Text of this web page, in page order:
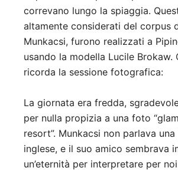
correvano lungo la spiaggia.
altamente considerati del corpus
Munkacsi, furono realizzati a
usando la modella Lucile Brokaw.
ricorda la sessione fotografica:
La giornata era fredda,
per nulla propizia a una foto
resort”. Munkacsi non parlava
inglese, e il suo amico sembrava
un’eternità per interpretare per